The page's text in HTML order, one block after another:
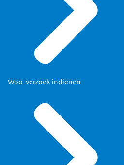
Woo-verzoek indienen